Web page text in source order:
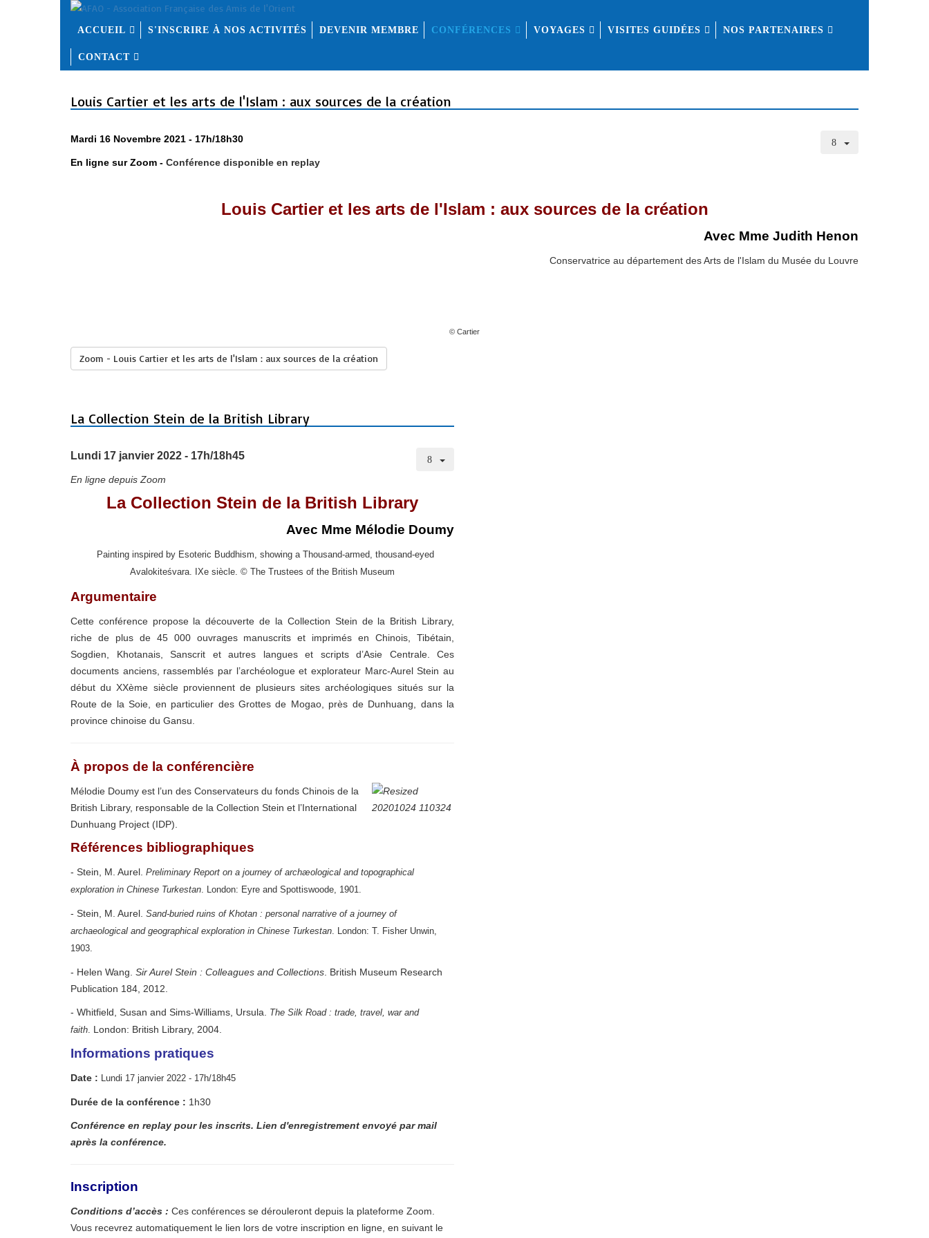
ACCUEIL S'INSCRIRE À NOS ACTIVITÉS DEVENIR MEMBRE CONFÉRENCES VOYAGES VISITES GUIDÉES NOS PARTENAIRES
CONTACT
Louis Cartier et les arts de l'Islam : aux sources de la création
Mardi 16 Novembre 2021 - 17h/18h30
En ligne sur Zoom - Conférence disponible en replay
Louis Cartier et les arts de l'Islam : aux sources de la création
Avec Mme Judith Henon
Conservatrice au département des Arts de l'Islam du Musée du Louvre
© Cartier
Zoom - Louis Cartier et les arts de l'Islam : aux sources de la création
La Collection Stein de la British Library
Lundi 17 janvier 2022 - 17h/18h45
En ligne depuis Zoom
La Collection Stein de la British Library
Avec Mme Mélodie Doumy
Painting inspired by Esoteric Buddhism, showing a Thousand-armed, thousand-eyed
Avalokiteśvara. IXe siècle. © The Trustees of the British Museum
Argumentaire
Cette conférence propose la découverte de la Collection Stein de la British Library,
riche de plus de 45 000 ouvrages manuscrits et imprimés en Chinois, Tibétain,
Sogdien, Khotanais, Sanscrit et autres langues et scripts d’Asie Centrale. Ces
documents anciens, rassemblés par l’archéologue et explorateur Marc-Aurel Stein au
début du XXème siècle proviennent de plusieurs sites archéologiques situés sur la
Route de la Soie, en particulier des Grottes de Mogao, près de Dunhuang, dans la
province chinoise du Gansu.
À propos de la conférencière
Mélodie Doumy est l’un des Conservateurs du fonds Chinois de la
British Library, responsable de la Collection Stein et l’International
Dunhuang Project (IDP).
Références bibliographiques
- Stein, M. Aurel. Preliminary Report on a journey of archæological and topographical
exploration in Chinese Turkestan. London: Eyre and Spottiswoode, 1901.
- Stein, M. Aurel. Sand-buried ruins of Khotan : personal narrative of a journey of
archaeological and geographical exploration in Chinese Turkestan. London: T. Fisher Unwin,
1903.
- Helen Wang. Sir Aurel Stein : Colleagues and Collections . British Museum Research
Publication 184, 2012.
- Whitfield, Susan and Sims-Williams, Ursula. The Silk Road : trade, travel, war and
faith. London: British Library, 2004.
Informations pratiques
Date : Lundi 17 janvier 2022 - 17h/18h45
Durée de la conférence : 1h30
Conférence en replay pour les inscrits. Lien d'enregistrement envoyé par mail
après la conférence.
Inscription
Conditions d’accès : Ces conférences se dérouleront depuis la plateforme Zoom.
Vous recevrez automatiquement le lien lors de votre inscription en ligne, en suivant le